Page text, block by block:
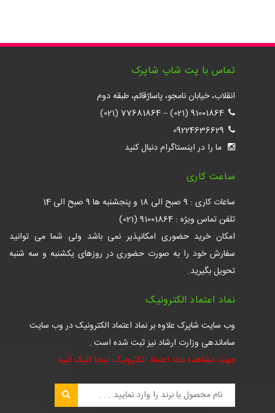
تماس با پت شاپ شاپرک
انقلاب، خیابان نامجو، پاساژقائم، طبقه دوم
91001864 (021)
–
77681864 (021)
09224636629
ما را در اینستاگرام دنبال کنید
ساعت کاری
ساعات کاری : 9 صبح الی 18 و پنجشنبه ها 9 صبح الی 14
تلفن تماس ویژه : 91001864 (021)
امکان خرید حضوری امکانپذیر نمی باشد ولی شما می توانید
سفارش خود را به صورت حضوری در روزهای یکشنبه و سه شنبه
تحویل بگیرید.
نماد اعتماد الکترونیک
وب سایت شاپرک علاوه بر نماد اعتماد الکترونیک در وب سایت
ساماندهی وزارت ارشاد نیز ثبت شده است .
جهت مشاهده نماد اعتماد الکترونیک اینجا کلیک کنید